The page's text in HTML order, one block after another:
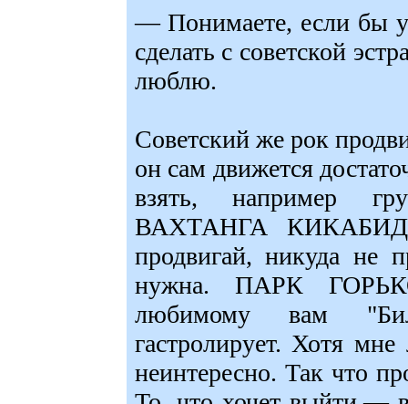
— Понимаете, если бы
сделать с советской
люблю.
Советский же рок
он сам движется
взять, например
ВАХТАНГА
продвигай, никуда не
нужна. ПАРК
любимому вам
гастролирует. Хотя
неинтересно. Так что